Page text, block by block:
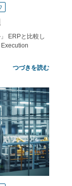
ERPと比較し
つづきを読む